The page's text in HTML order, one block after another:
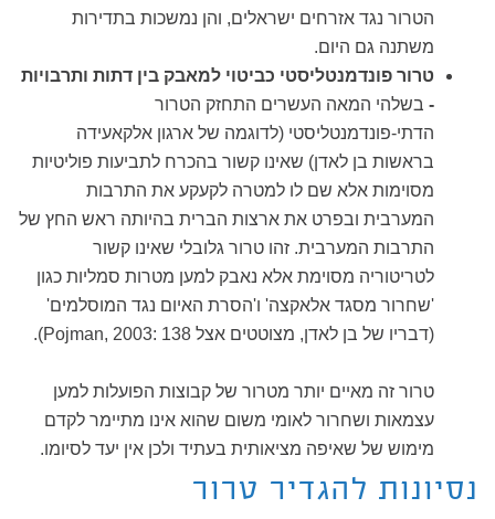
הטרור נגד אזרחים ישראלים, והן נמשכות בתדירות
משתנה גם היום.
טרור פונדמנטליסטי כביטוי למאבק בין דתות ותרבויות
- בשלהי המאה העשרים התחזק הטרור
הדתי-פונדמנטליסטי (לדוגמה של ארגון אלקאעידה
בראשות בן לאדן) שאינו קשור בהכרח לתביעות פוליטיות
מסוימות אלא שם לו למטרה לקעקע את התרבות
המערבית ובפרט את ארצות הברית בהיותה ראש החץ של
התרבות המערבית. זהו טרור גלובלי שאינו קשור
לטריטוריה מסוימת אלא נאבק למען מטרות סמליות כגון
'שחרור מסגד אלאקצה' ו'הסרת האיום נגד המוסלמים'
(דבריו של בן לאדן, מצוטטים אצל Pojman, 2003: 138).
טרור זה מאיים יותר מטרור של קבוצות הפועלות למען
עצמאות ושחרור לאומי משום שהוא אינו מתיימר לקדם
מימוש של שאיפה מציאותית בעתיד ולכן אין יעד לסיומו.
נסיונות להגדיר טרור